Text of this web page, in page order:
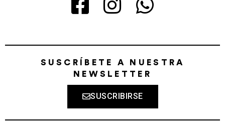
SUSCRÍBETE A NUESTRA
NEWSLETTER
SUSCRIBIRSE